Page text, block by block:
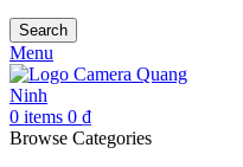
Search
Menu
0 items 0 ₫
Browse Categories